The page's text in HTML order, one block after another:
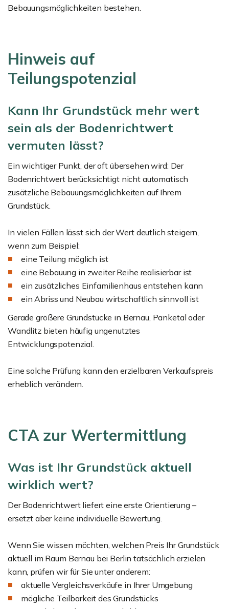
Bebauungsmöglichkeiten bestehen.
Hinweis auf
Teilungspotenzial
Kann Ihr Grundstück mehr wert
sein als der Bodenrichtwert
vermuten lässt?
Ein wichtiger Punkt, der oft übersehen wird: Der
Bodenrichtwert berücksichtigt nicht automatisch
zusätzliche Bebauungsmöglichkeiten auf Ihrem
Grundstück.
In vielen Fällen lässt sich der Wert deutlich steigern,
wenn zum Beispiel:
eine Teilung möglich ist
eine Bebauung in zweiter Reihe realisierbar ist
ein zusätzliches Einfamilienhaus entstehen kann
ein Abriss und Neubau wirtschaftlich sinnvoll ist
Gerade größere Grundstücke in Bernau, Panketal oder
Wandlitz bieten häufig ungenutztes
Entwicklungspotenzial.
Eine solche Prüfung kann den erzielbaren Verkaufspreis
erheblich verändern.
CTA zur Wertermittlung
Was ist Ihr Grundstück aktuell
wirklich wert?
Der Bodenrichtwert liefert eine erste Orientierung –
ersetzt aber keine individuelle Bewertung.
Wenn Sie wissen möchten, welchen Preis Ihr Grundstück
aktuell im Raum Bernau bei Berlin tatsächlich erzielen
kann, prüfen wir für Sie unter anderem:
aktuelle Vergleichsverkäufe in Ihrer Umgebung
mögliche Teilbarkeit des Grundstücks